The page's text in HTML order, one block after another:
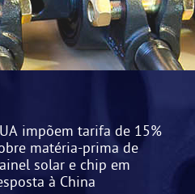
impõem tarifa de 15%
matéria-prima de
solar e chip em
à China